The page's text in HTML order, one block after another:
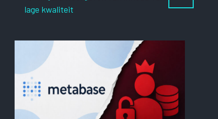
lage kwaliteit